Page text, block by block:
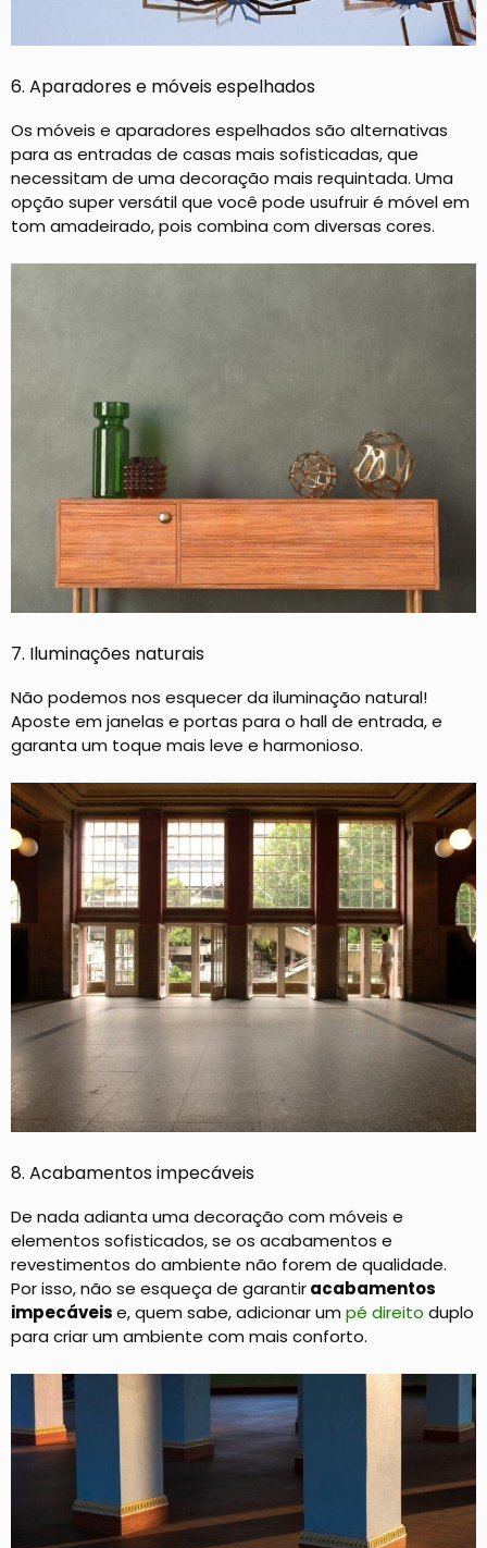
6. Aparadores e móveis espelhados
Os móveis e aparadores espelhados são alternativas
para as entradas de casas mais sofisticadas, que
necessitam de uma decoração mais requintada. Uma
opção super versátil que você pode usufruir é móvel em
tom amadeirado, pois combina com diversas cores.
7. Iluminações naturais
Não podemos nos esquecer da iluminação natural!
Aposte em janelas e portas para o hall de entrada, e
garanta um toque mais leve e harmonioso.
8. Acabamentos impecáveis
De nada adianta uma decoração com móveis e
elementos sofisticados, se os acabamentos e
revestimentos do ambiente não forem de qualidade.
Por isso, não se esqueça de garantiracabamentos
impecáveise, quem sabe, adicionar um pé direito duplo
para criar um ambiente com mais conforto.